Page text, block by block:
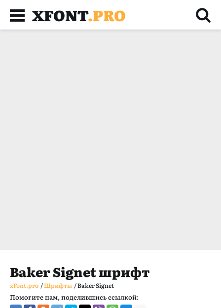
XFONT.PRO
Baker Signet шрифт
xFont.pro /Шрифты /Baker Signet
Помогите нам, поделившись ссылкой: